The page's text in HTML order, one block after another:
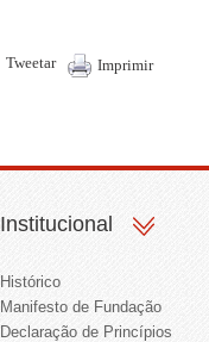
Tweetar Imprimir
Institucional
Histórico
Manifesto de Fundação
Declaração de Princípios